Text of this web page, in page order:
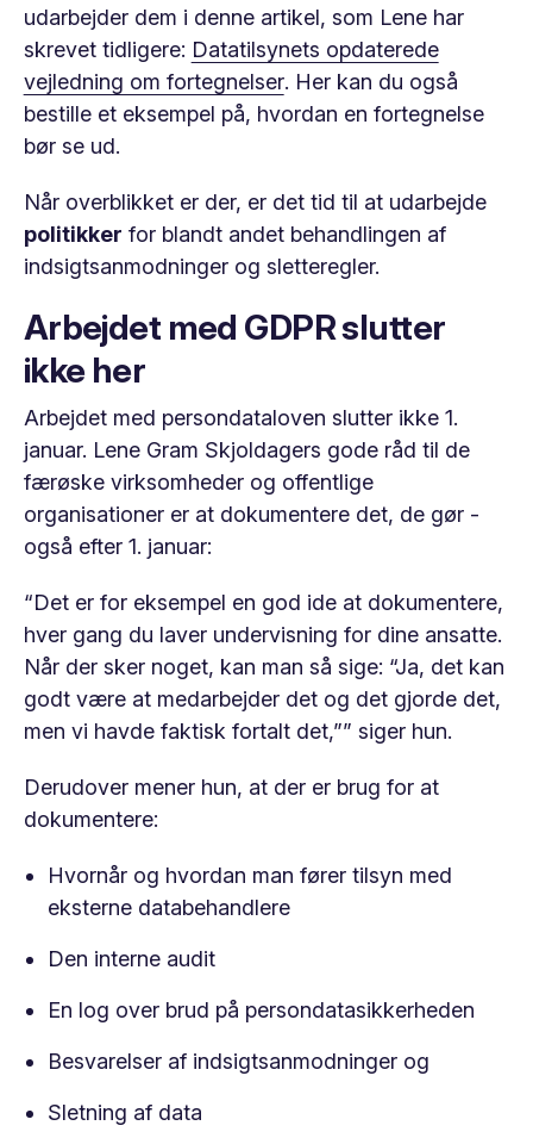
udarbejder dem i denne artikel, som Lene har
skrevet tidligere: Datatilsynets opdaterede
vejledning om fortegnelser. Her kan du også
bestille et eksempel på, hvordan en fortegnelse
bør se ud.
Når overblikket er der, er det tid til at udarbejde
politikker for blandt andet behandlingen af
indsigtsanmodninger og sletteregler.
Arbejdet med GDPR slutter
ikke her
Arbejdet med persondataloven slutter ikke 1.
januar. Lene Gram Skjoldagers gode råd til de
færøske virksomheder og offentlige
organisationer er at dokumentere det, de gør -
også efter 1. januar:
“Det er for eksempel en god ide at dokumentere,
hver gang du laver undervisning for dine ansatte.
Når der sker noget, kan man så sige: “Ja, det kan
godt være at medarbejder det og det gjorde det,
men vi havde faktisk fortalt det,”” siger hun.
Derudover mener hun, at der er brug for at
dokumentere:
Hvornår og hvordan man fører tilsyn med
eksterne databehandlere
Den interne audit
En log over brud på persondatasikkerheden
Besvarelser af indsigtsanmodninger og
Sletning af data